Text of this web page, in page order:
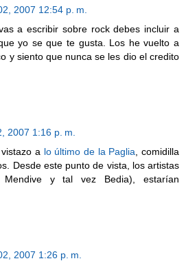
2007 12:54 p. m.
a escribir sobre rock debes incluir a
yo se que te gusta. Los he vuelto a
y siento que nunca se les dio el credito
2007 1:16 p. m.
a lo último de la Paglia , comidilla
Desde este punto de vista, los artistas
Mendive y tal vez Bedia), estarían
2007 1:26 p. m.